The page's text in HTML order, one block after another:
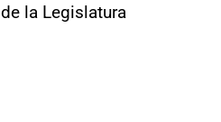
la Legislatura